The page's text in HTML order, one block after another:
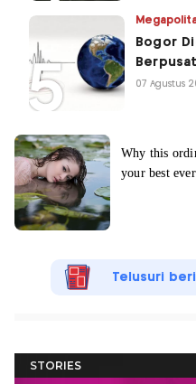
Bogor
07 Agustus
Telusuri